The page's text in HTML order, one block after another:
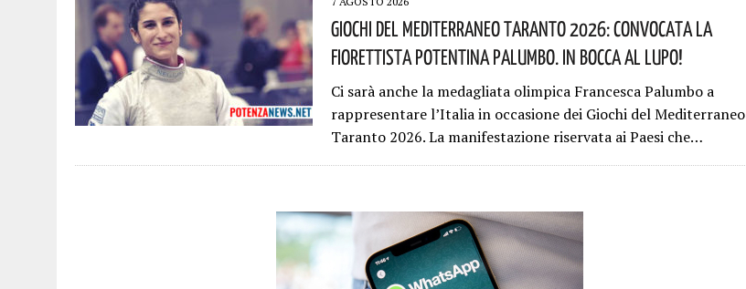
Giochi Del Mediterraneo Taranto 2026: Convocata La
Fiorettista Potentina Palumbo. In Bocca Al Lupo!
Ci sarà anche la medagliata olimpica Francesca Palumbo a
rappresentare l’Italia in occasione dei Giochi del Mediterraneo
Taranto 2026. La manifestazione riservata ai Paesi che…